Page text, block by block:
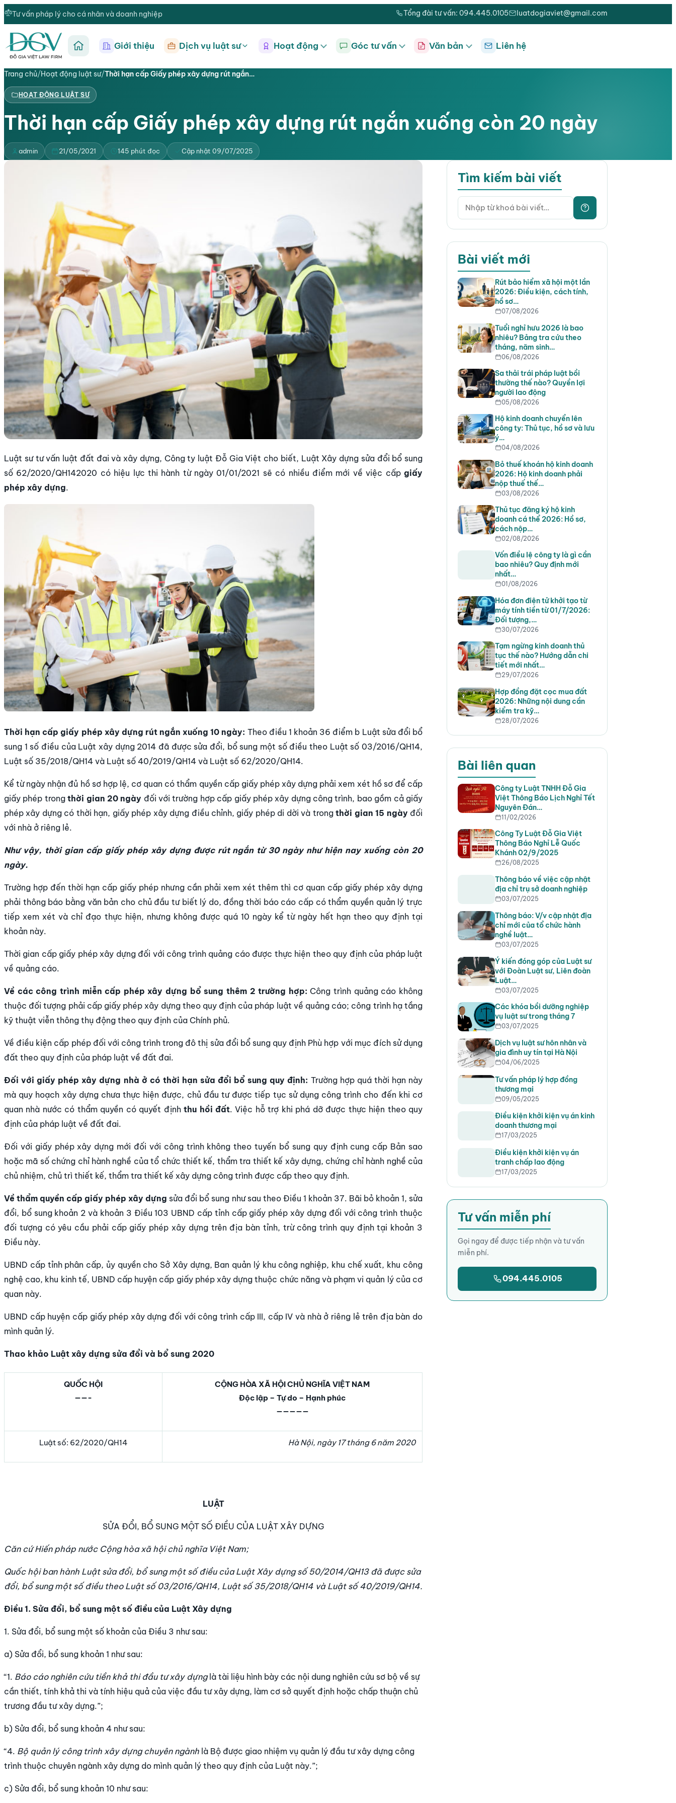
Tư vấn pháp lý cho cá nhân và doanh nghiệp Tổng đài tư vấn: 094.445.0105 luatdogiaviet@gmail.com
Trang chủ
Giới thiệu Dịch vụ luật sư Hoạt động Góc tư vấn Văn bản Liên hệ
Trang chủ/Hoạt động luật sư/Thời hạn cấp Giấy phép xây dựng rút ngắn…
HOẠT ĐỘNG LUẬT SƯ
Thời hạn cấp Giấy phép xây dựng rút ngắn xuống còn 20 ngày
admin 21/05/2021 145 phút đọc Cập nhật 09/07/2025
Luật sư tư vấn luật đất đai và xây dựng, Công ty luật Đỗ Gia Việt cho biết, Luật Xây dựng sửa đổi bổ sung
số 62/2020/QH142020 có hiệu lực thi hành từ ngày 01/01/2021 sẽ có nhiều điểm mới về việc cấp giấy
phép xây dựng.
Thời hạn cấp giấy phép xây dựng rút ngắn xuống 10 ngày: Theo điều 1 khoản 36 điểm b Luật sửa đổi bổ
sung 1 số điều của Luật xây dựng 2014 đã được sửa đổi, bổ sung một số điều theo Luật số 03/2016/QH14,
Luật số 35/2018/QH14 và Luật số 40/2019/QH14 và Luật số 62/2020/QH14.
Kể từ ngày nhận đủ hồ sơ hợp lệ, cơ quan có thẩm quyền cấp giấy phép xây dựng phải xem xét hồ sơ để cấp
giấy phép trongthời gian 20 ngày đối với trường hợp cấp giấy phép xây dựng công trình, bao gồm cả giấy
phép xây dựng có thời hạn, giấy phép xây dựng điều chỉnh, giấy phép di dời và trongthời gian 15 ngày đối
với nhà ở riêng lẻ.
Như vậy, thời gian cấp giấy phép xây dựng được rút ngắn từ 30 ngày như hiện nay xuống còn 20
ngày.
Trường hợp đến thời hạn cấp giấy phép nhưng cần phải xem xét thêm thì cơ quan cấp giấy phép xây dựng
phải thông báo bằng văn bản cho chủ đầu tư biết lý do, đồng thời báo cáo cấp có thẩm quyền quản lý trực
tiếp xem xét và chỉ đạo thực hiện, nhưng không được quá 10 ngày kể từ ngày hết hạn theo quy định tại
khoản này.
Thời gian cấp giấy phép xây dựng đối với công trình quảng cáo được thực hiện theo quy định của pháp luật
về quảng cáo.
Về các công trình miễn cấp phép xây dựng bổ sung thêm 2 trường hợp: Công trình quảng cáo không
thuộc đối tượng phải cấp giấy phép xây dựng theo quy định của pháp luật về quảng cáo; công trình hạ tầng
kỹ thuật viễn thông thụ động theo quy định của Chính phủ.
Về điều kiện cấp phép đối với công trình trong đô thị sửa đổi bổ sung quy định Phù hợp với mục đích sử dụng
đất theo quy định của pháp luật về đất đai.
Đối với giấy phép xây dựng nhà ở có thời hạn sửa đổi bổ sung quy định: Trường hợp quá thời hạn này
mà quy hoạch xây dựng chưa thực hiện được, chủ đầu tư được tiếp tục sử dụng công trình cho đến khi cơ
quan nhà nước có thẩm quyền có quyết địnhthu hồi đất. Việc hỗ trợ khi phá dỡ được thực hiện theo quy
định của pháp luật về đất đai.
Đối với giấy phép xây dựng mới đối với công trình không theo tuyến bổ sung quy định cung cấp Bản sao
hoặc mã số chứng chỉ hành nghề của tổ chức thiết kế, thẩm tra thiết kế xây dựng, chứng chỉ hành nghề của
chủ nhiệm, chủ trì thiết kế, thẩm tra thiết kế xây dựng công trình được cấp theo quy định.
Về thẩm quyền cấp giấy phép xây dựng sửa đổi bổ sung như sau theo Điều 1 khoản 37. Bãi bỏ khoản 1, sửa
đổi, bổ sung khoản 2 và khoản 3 Điều 103 UBND cấp tỉnh cấp giấy phép xây dựng đối với công trình thuộc
đối tượng có yêu cầu phải cấp giấy phép xây dựng trên địa bàn tỉnh, trừ công trình quy định tại khoản 3
Điều này.
UBND cấp tỉnh phân cấp, ủy quyền cho Sở Xây dựng, Ban quản lý khu công nghiệp, khu chế xuất, khu công
nghệ cao, khu kinh tế, UBND cấp huyện cấp giấy phép xây dựng thuộc chức năng và phạm vi quản lý của cơ
quan này.
UBND cấp huyện cấp giấy phép xây dựng đối với công trình cấp III, cấp IV và nhà ở riêng lẻ trên địa bàn do
mình quản lý.
Thao khảo Luật xây dựng sửa đổi và bổ sung 2020
QUỐC HỘI
——-
CỘNG HÒA XÃ HỘI CHỦ NGHĨA VIỆT NAM
Độc lập – Tự do – Hạnh phúc
—————
Luật số: 62/2020/QH14 Hà Nội, ngày 17 tháng 6 năm 2020
LUẬT
SỬA ĐỔI, BỔ SUNG MỘT SỐ ĐIỀU CỦA LUẬT XÂY DỰNG
Căn cứ Hiến pháp nước Cộng hòa xã hội chủ nghĩa Việt Nam;
Quốc hội ban hành Luật sửa đổi, bổ sung một số điều của Luật Xây dựng số 50/2014/QH13 đã được sửa
đổi, bổ sung một số điều theo Luật số 03/2016/QH14, Luật số 35/2018/QH14 và Luật số 40/2019/QH14.
Điều 1. Sửa đổi, bổ sung một số điều của Luật Xây dựng
1. Sửa đổi, bổ sung một số khoản của Điều 3 như sau:
a) Sửa đổi, bổ sung khoản 1 như sau:
“1. Báo cáo nghiên cứu tiền khả thi đầu tư xây dựnglà tài liệu hình bày các nội dung nghiên cứu sơ bộ về sự
cần thiết, tính khả thi và tính hiệu quả của việc đầu tư xây dựng, làm cơ sở quyết định hoặc chấp thuận chủ
trương đầu tư xây dựng.”;
b) Sửa đổi, bổ sung khoản 4 như sau:
“4. Bộ quản lý công trình xây dựng chuyên ngành là Bộ được giao nhiệm vụ quản lý đầu tư xây dựng công
trình thuộc chuyên ngành xây dựng do mình quản lý theo quy định của Luật này.”;
c) Sửa đổi, bổ sung khoản 10 như sau:
Tìm kiếm bài viết
Bài viết mới
Rút bảo hiểm xã hội một lần
2026: Điều kiện, cách tính,
hồ sơ…
07/08/2026
Tuổi nghỉ hưu 2026 là bao
nhiêu? Bảng tra cứu theo
tháng, năm sinh…
06/08/2026
Sa thải trái pháp luật bồi
thường thế nào? Quyền lợi
người lao động
05/08/2026
Hộ kinh doanh chuyển lên
công ty: Thủ tục, hồ sơ và lưu
ý…
04/08/2026
Bỏ thuế khoán hộ kinh doanh
2026: Hộ kinh doanh phải
nộp thuế thế…
03/08/2026
Thủ tục đăng ký hộ kinh
doanh cá thể 2026: Hồ sơ,
cách nộp…
02/08/2026
Vốn điều lệ công ty là gì cần
bao nhiêu? Quy định mới
nhất…
01/08/2026
Hóa đơn điện tử khởi tạo từ
máy tính tiền từ 01/7/2026:
Đối tượng,…
30/07/2026
Tạm ngừng kinh doanh thủ
tục thế nào? Hướng dẫn chi
tiết mới nhất…
29/07/2026
Hợp đồng đặt cọc mua đất
2026: Những nội dung cần
kiểm tra kỹ…
28/07/2026
Bài liên quan
Công ty Luật TNHH Đỗ Gia
Việt Thông Báo Lịch Nghỉ Tết
Nguyên Đán…
11/02/2026
Công Ty Luật Đỗ Gia Việt
Thông Báo Nghỉ Lễ Quốc
Khánh 02/9/2025
26/08/2025
Thông báo về việc cập nhật
địa chỉ trụ sở doanh nghiệp
03/07/2025
Thông báo: V/v cập nhật địa
chỉ mới của tổ chức hành
nghề luật…
03/07/2025
Ý kiến đóng góp của Luật sư
với Đoàn Luật sư, Liên đoàn
Luật…
03/07/2025
Các khóa bồi dưỡng nghiệp
vụ luật sư trong tháng 7
03/07/2025
Dịch vụ luật sư hôn nhân và
gia đình uy tín tại Hà Nội
04/06/2025
Tư vấn pháp lý hợp đồng
thương mại
09/05/2025
Điều kiện khởi kiện vụ án kinh
doanh thương mại
17/03/2025
Điều kiện khởi kiện vụ án
tranh chấp lao động
17/03/2025
Tư vấn miễn phí
Gọi ngay để được tiếp nhận và tư vấn
miễn phí.
094.445.0105